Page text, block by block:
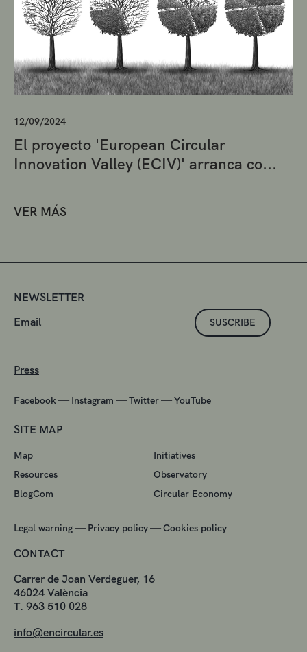
12/09/2024
El proyecto 'European Circular
Innovation Valley (ECIV)' arranca co...
VER MÁS
NEWSLETTER
SUSCRIBE
Press
Facebook — Instagram —Twitter—YouTube
SITE MAP
Map
Initiatives
Resources
Observatory
BlogCom
Circular Economy
Legal warning— Privacy policy—Cookies policy
CONTACT
Carrer de Joan Verdeguer, 16
46024 València
T. 963 510 028
info@encircular.es